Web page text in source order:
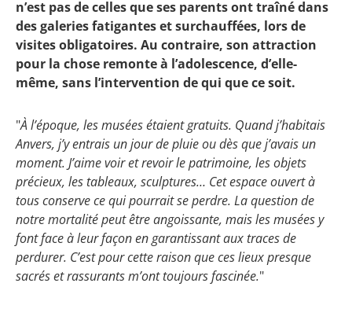
n’est pas de celles que ses parents ont traîné dans
des galeries fatigantes et surchauffées, lors de
visites obligatoires. Au contraire, son attraction
pour la chose remonte à l’adolescence, d’elle-
même, sans l’intervention de qui que ce soit.
"À l’époque, les musées étaient gratuits. Quand j’habitais
Anvers, j’y entrais un jour de pluie ou dès que j’avais un
moment. J’aime voir et revoir le patrimoine, les objets
précieux, les tableaux, sculptures… Cet espace ouvert à
tous conserve ce qui pourrait se perdre. La question de
notre mortalité peut être angoissante, mais les musées y
font face à leur façon en garantissant aux traces de
perdurer. C’est pour cette raison que ces lieux presque
sacrés et rassurants m’ont toujours fascinée."